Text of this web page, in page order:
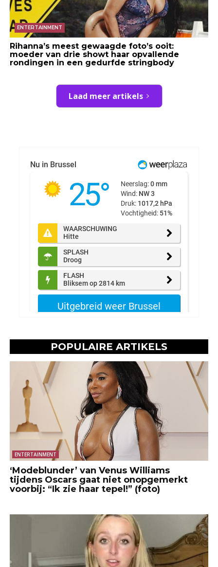
ENTERTAINMENT
Rihanna’s meest gewaagde foto’s ooit:
moeder van drie showt haar opvallende
rondingen in een gedurfde stringbody
Laad meer artikels
POPULAIRE ARTIKELS
ENTERTAINMENT
‘Modeblunder’ van Venus Williams
tijdens Oscars gaat niet onopgemerkt
voorbij: “Ik zie haar tepel!” (foto)